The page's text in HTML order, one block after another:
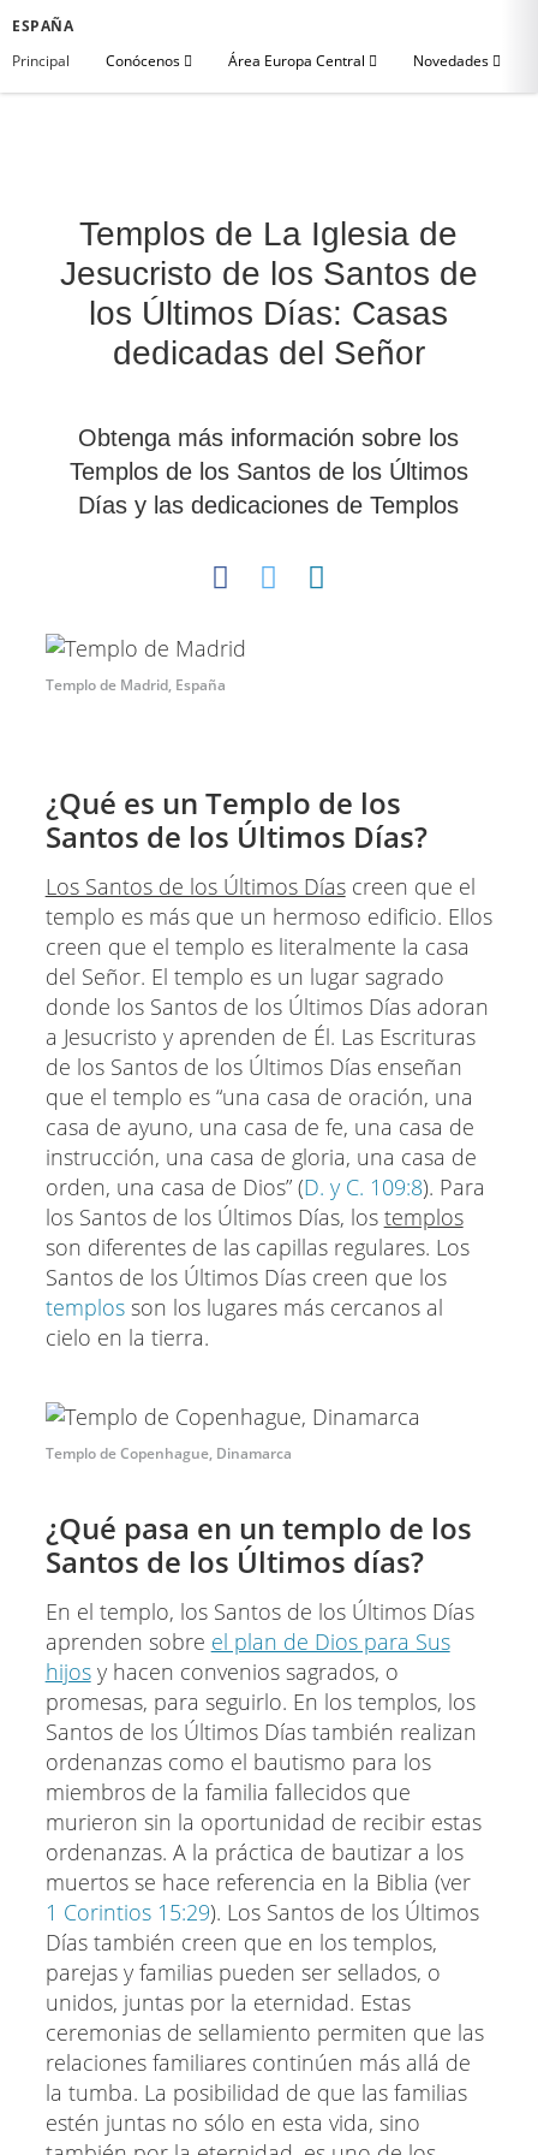
ESPAÑA
Principal
Conócenos Área Europa Central Novedades
Templos de La Iglesia de
Jesucristo de los Santos de
los Últimos Días: Casas
dedicadas del Señor
Obtenga más información sobre los
Templos de los Santos de los Últimos
Días y las dedicaciones de Templos
Templo de Madrid, España
¿Qué es un Templo de los
Santos de los Últimos Días?
Los Santos de los Últimos Díascreen que el
templo es más que un hermoso edificio. Ellos
creen que el templo es literalmente la casa
del Señor. El templo es un lugar sagrado
donde los Santos de los Últimos Días adoran
a Jesucristo y aprenden de Él. Las Escrituras
de los Santos de los Últimos Días enseñan
que el templo es “una casa de oración, una
casa de ayuno, una casa de fe, una casa de
instrucción, una casa de gloria, una casa de
orden, una casa de Dios” (D. y C. 109:8). Para
los Santos de los Últimos Días, los templos
son diferentes de las capillas regulares. Los
Santos de los Últimos Días creen que los
templosson los lugares más cercanos al
cielo en la tierra.
Templo de Copenhague, Dinamarca
¿Qué pasa en un templo de los
Santos de los Últimos días?
En el templo, los Santos de los Últimos Días
aprenden sobre el plan de Dios para Sus
hijosy hacen convenios sagrados, o
promesas, para seguirlo. En los templos, los
Santos de los Últimos Días también realizan
ordenanzas como el bautismo para los
miembros de la familia fallecidos que
murieron sin la oportunidad de recibir estas
ordenanzas. A la práctica de bautizar a los
muertos se hace referencia en la Biblia (ver
1 Corintios 15:29). Los Santos de los Últimos
Días también creen que en los templos,
parejas y familias pueden ser sellados, o
unidos, juntas por la eternidad. Estas
ceremonias de sellamiento permiten que las
relaciones familiares continúen más allá de
la tumba. La posibilidad de que las familias
estén juntas no sólo en esta vida, sino